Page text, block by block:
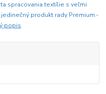
spracovania textílie s veľmi
produkt rady Premium.-
popis